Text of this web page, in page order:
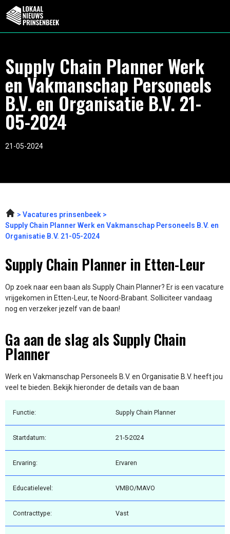
Supply Chain Planner Werk
en Vakmanschap Personeels
B.V. en Organisatie B.V. 21-
05-2024
21-05-2024
Vacatures prinsenbeek
Supply Chain Planner Werk en Vakmanschap Personeels B.V. en
Organisatie B.V. 21-05-2024
Supply Chain Planner in Etten-Leur
Op zoek naar een baan als Supply Chain Planner? Er is een vacature
vrijgekomen in Etten-Leur, te Noord-Brabant. Solliciteer vandaag
nog en verzeker jezelf van de baan!
Ga aan de slag als Supply Chain
Planner
Werk en Vakmanschap Personeels B.V. en Organisatie B.V. heeft jou
veel te bieden. Bekijk hieronder de details van de baan
Functie: Supply Chain Planner
Startdatum: 21-5-2024
Ervaring: Ervaren
Educatielevel: VMBO/MAVO
Contracttype: Vast